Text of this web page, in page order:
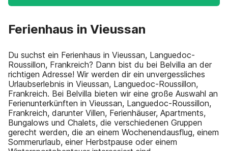
Ferienhaus in Vieussan
Du suchst ein Ferienhaus in Vieussan, Languedoc-
Roussillon, Frankreich? Dann bist du bei Belvilla an der
richtigen Adresse! Wir werden dir ein unvergessliches
Urlaubserlebnis in Vieussan, Languedoc-Roussillon,
Frankreich. Bei Belvilla bieten wir eine große Auswahl an
Ferienunterkünften in Vieussan, Languedoc-Roussillon,
Frankreich, darunter Villen, Ferienhäuser, Apartments,
Bungalows und Chalets, die verschiedenen Gruppen
gerecht werden, die an einem Wochenendausflug, einem
Sommerurlaub, einer Herbstpause oder einem